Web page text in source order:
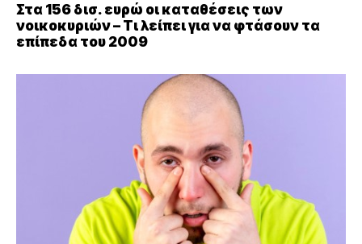
Στα 156 δισ. ευρώ οι καταθέσεις των
νοικοκυριών – Τι λείπει για να φτάσουν τα
επίπεδα του 2009